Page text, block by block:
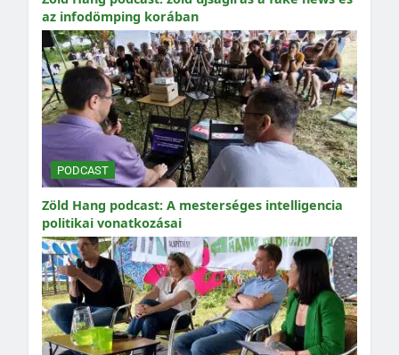
az infodömping korában
PODCAST
Zöld Hang podcast: A mesterséges intelligencia
politikai vonatkozásai